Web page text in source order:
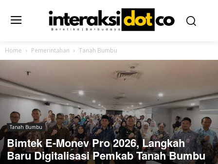
Home Pemerintahan Tanah Bumbu
Tanah Bumbu
Bimtek E-Monev Pro 2026, Langkah
Baru Digitalisasi Pemkab Tanah Bumbu